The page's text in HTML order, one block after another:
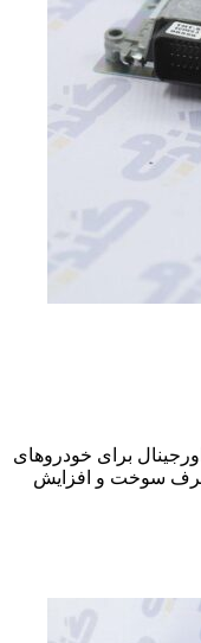
کامپیوتر کنتیننتال اکومکس ایساکو، ECU اورجینال برای خودروهای
سوخت و افزایش